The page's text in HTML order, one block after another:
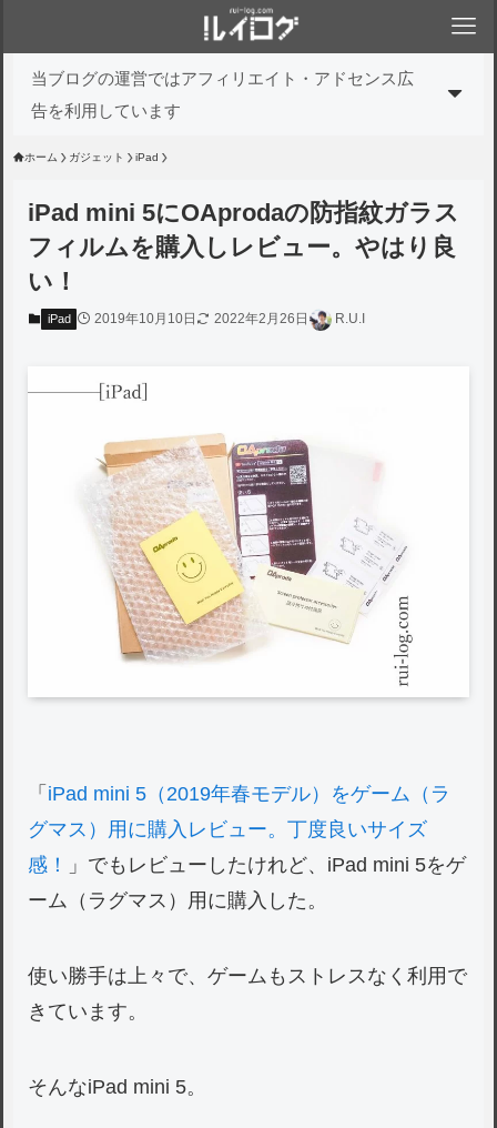
当ブログの運営ではアフィリエイト・アドセンス広
告を利用しています
ホーム ガジェット iPad
iPad mini 5にOAprodaの防指紋ガラス
フィルムを購入しレビュー。やはり良
い！
iPad 2019年10月10日 2022年2月26日 R.U.I
「 iPad mini 5（2019年春モデル）をゲーム（ラ
グマス）用に購入レビュー。丁度良いサイズ
感！
」でもレビューしたけれど、iPad mini 5をゲ
ーム（ラグマス）用に購入した。
使い勝手は上々で、ゲームもストレスなく利用で
きています。
そんなiPad mini 5。